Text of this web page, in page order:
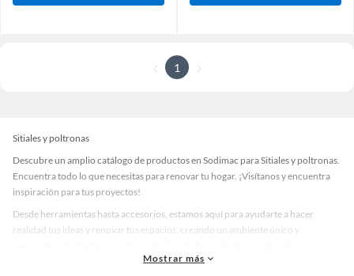
1
Sitiales y poltronas
Descubre un amplio catálogo de productos en Sodimac para Sitiales y poltronas.
Encuentra todo lo que necesitas para renovar tu hogar. ¡Visítanos y encuentra
inspiración para tus proyectos!
Desde herramientas hasta accesorios, estamos aquí para ayudarte a hacer
realidad tus ideas y renovar tus espacios, creando un ambiente único y
accesorios de calidad que te ayudarán a crear un espacio más tú.
Mostrar más